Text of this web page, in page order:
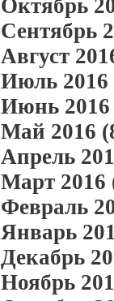
Октябрь
Сентябрь
Август
Июль 2016
Июнь 2016
Май 2016
Апрель
Март 2016
Февраль
Январь
Декабрь
Ноябрь